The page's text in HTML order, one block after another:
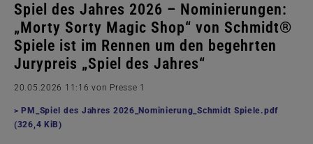
Spiel des Jahres 2026 – Nominierungen:
„Morty Sorty Magic Shop“ von Schmidt®
Spiele ist im Rennen um den begehrten
Jurypreis „Spiel des Jahres“
20.05.2026 11:16 von Presse 1
PM_Spiel des Jahres 2026_Nominierung_Schmidt Spiele.pdf
(326,4 KiB)